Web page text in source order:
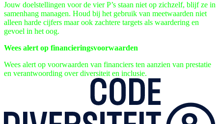
Jouw doelstellingen voor de vier P’s staan niet op zichzelf, blijf ze in
samenhang managen. Houd bij het gebruik van meetwaarden niet
alleen harde cijfers maar ook zachtere targets als waardering en
gevoel in het oog.
Wees alert op financieringsvoorwaarden
Wees alert op voorwaarden van financiers ten aanzien van prestatie
en verantwoording over diversiteit en inclusie.